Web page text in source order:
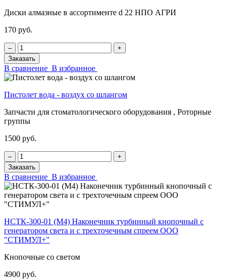
Диски алмазные в ассортименте d 22 НПО АГРИ
170 руб.
‒
+
Заказать
В сравнение В избранное
Пистолет вода - воздух со шлангом
Запчасти для стоматологического оборудования , Роторные
группы
1500 руб.
‒
+
Заказать
В сравнение В избранное
НСТК-300-01 (М4) Наконечник турбинный кнопочный с
генератором света и с трехточечным спреем ООО
"СТИМУЛ+"
Кнопочные со светом
4900 руб.